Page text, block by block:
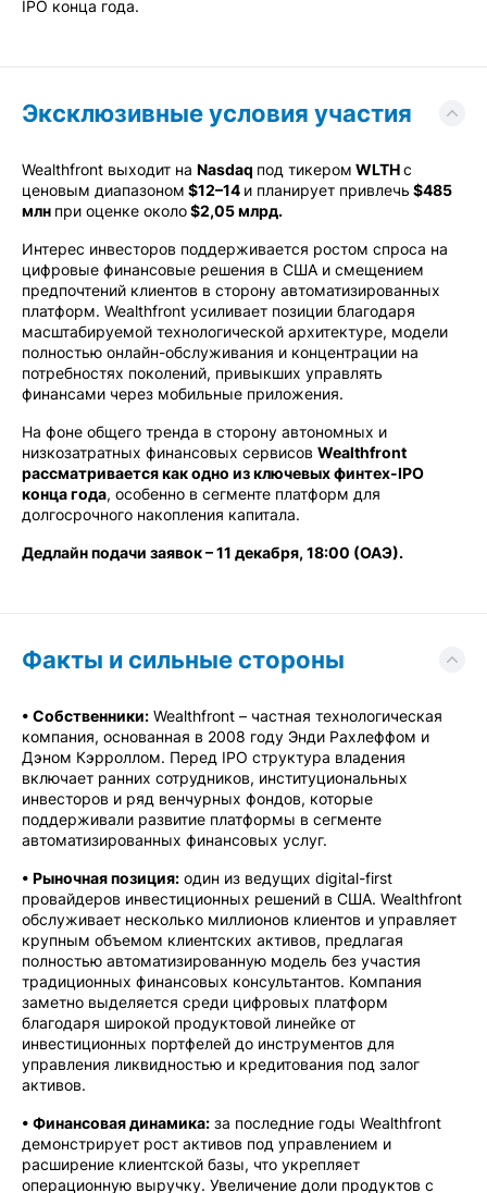
IPO конца года.
Эксклюзивные условия участия
Wealthfront выходит на Nasdaq под тикером WLTHс
ценовым диапазоном $12–14 и планирует привлечь $485
млн при оценке около$2,05 млрд.
Интерес инвесторов поддерживается ростом спроса на
цифровые финансовые решения в США и смещением
предпочтений клиентов в сторону автоматизированных
платформ. Wealthfront усиливает позиции благодаря
масштабируемой технологической архитектуре, модели
полностью онлайн-обслуживания и концентрации на
потребностях поколений, привыкших управлять
финансами через мобильные приложения.
На фоне общего тренда в сторону автономных и
низкозатратных финансовых сервисов Wealthfront
рассматривается как одно из ключевых финтех-IPO
конца года, особенно в сегменте платформ для
долгосрочного накопления капитала.
Дедлайн подачи заявок – 11 декабря, 18:00 (ОАЭ).
Факты и сильные стороны
• Собственники: Wealthfront – частная технологическая
компания, основанная в 2008 году Энди Рахлеффом и
Дэном Кэрроллом. Перед IPO структура владения
включает ранних сотрудников, институциональных
инвесторов и ряд венчурных фондов, которые
поддерживали развитие платформы в сегменте
автоматизированных финансовых услуг.
• Рыночная позиция: один из ведущих digital-first
провайдеров инвестиционных решений в США. Wealthfront
обслуживает несколько миллионов клиентов и управляет
крупным объемом клиентских активов, предлагая
полностью автоматизированную модель без участия
традиционных финансовых консультантов. Компания
заметно выделяется среди цифровых платформ
благодаря широкой продуктовой линейке от
инвестиционных портфелей до инструментов для
управления ликвидностью и кредитования под залог
активов.
• Финансовая динамика: за последние годы Wealthfront
демонстрирует рост активов под управлением и
расширение клиентской базы, что укрепляет
операционную выручку. Увеличение доли продуктов с